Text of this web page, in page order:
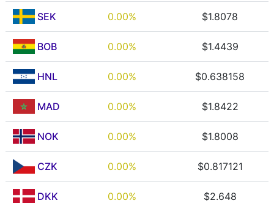
SEK 0.00% $1.8078
BOB 0.00% $1.4439
HNL 0.00% $0.638158
MAD 0.00% $1.8422
NOK 0.00% $1.8008
CZK 0.00% $0.817121
DKK 0.00% $2.648